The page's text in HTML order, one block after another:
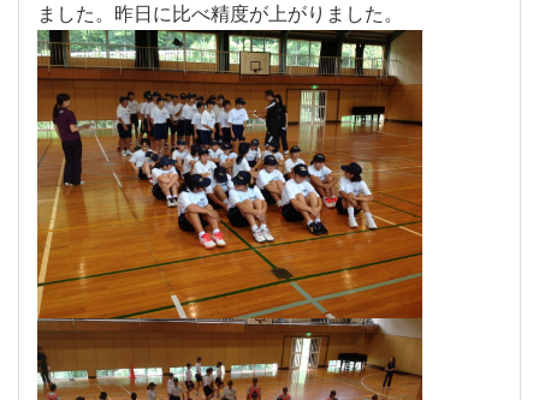
ました。昨日に比べ精度が上がりました。